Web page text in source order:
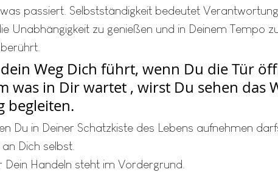
passiert. Selbstständigkeit bedeutet
Unabhängigkeit zu genießen und in Deinem Tempo
Weg Dich führt, wenn Du die Tür
was in Dir wartet , wirst Du sehen das
begleiten.
Du in Deiner Schatzkiste des Lebens aufnehmen
Dich selbst.
Handeln steht im Vordergrund.